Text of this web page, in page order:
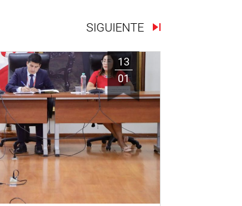
SIGUIENTE
13
01